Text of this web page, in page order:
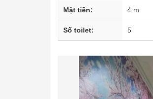
Mặt tiền: 4 m
Số toilet: 5